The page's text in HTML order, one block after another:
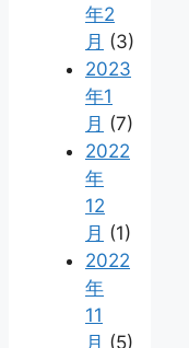
年2
月 (3)
2023
年1
月 (7)
2022
年
12
月 (1)
2022
年
11
月 (5)